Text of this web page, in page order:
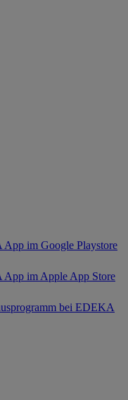
im Google Playstore
im Apple App Store
bei EDEKA